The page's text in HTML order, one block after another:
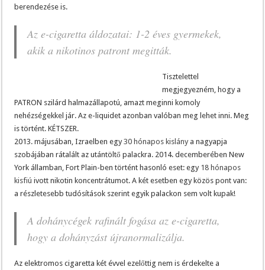
berendezése is.
Az e-cigaretta áldozatai: 1-2 éves gyermekek,
akik a nikotinos patront megitták.
Tisztelettel
megjegyezném, hogy a
PATRON szilárd halmazállapotú, amazt meginni komoly
nehézségekkel jár. Az e-liquidet azonban valóban meg lehet inni. Meg
is történt. KÉTSZER.
2013. májusában, Izraelben egy30 hónapos kislány a nagyapja
szobájában rátalált az utántöltő palackra. 2014. decemberében New
York államban, Fort Plain-ben történt hasonló eset: egy 18 hónapos
kisfiú ivott nikotin koncentrátumot. A két esetben egy közös pont van:
a részletesebb tudósítások szerint egyik palackon sem volt kupak!
A dohánycégek rafinált fogása az e-cigaretta,
hogy a dohányzást újranormalizálja.
Az elektromos cigaretta két évvel ezelőttig nem is érdekelte a